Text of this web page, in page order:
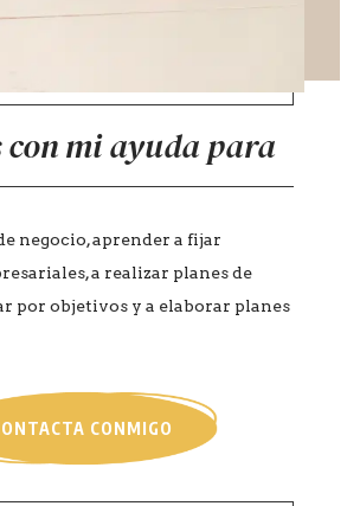
mi ayuda para
negocio, aprender a fijar
a realizar planes de
por objetivos y a elaborar planes
CONMIGO